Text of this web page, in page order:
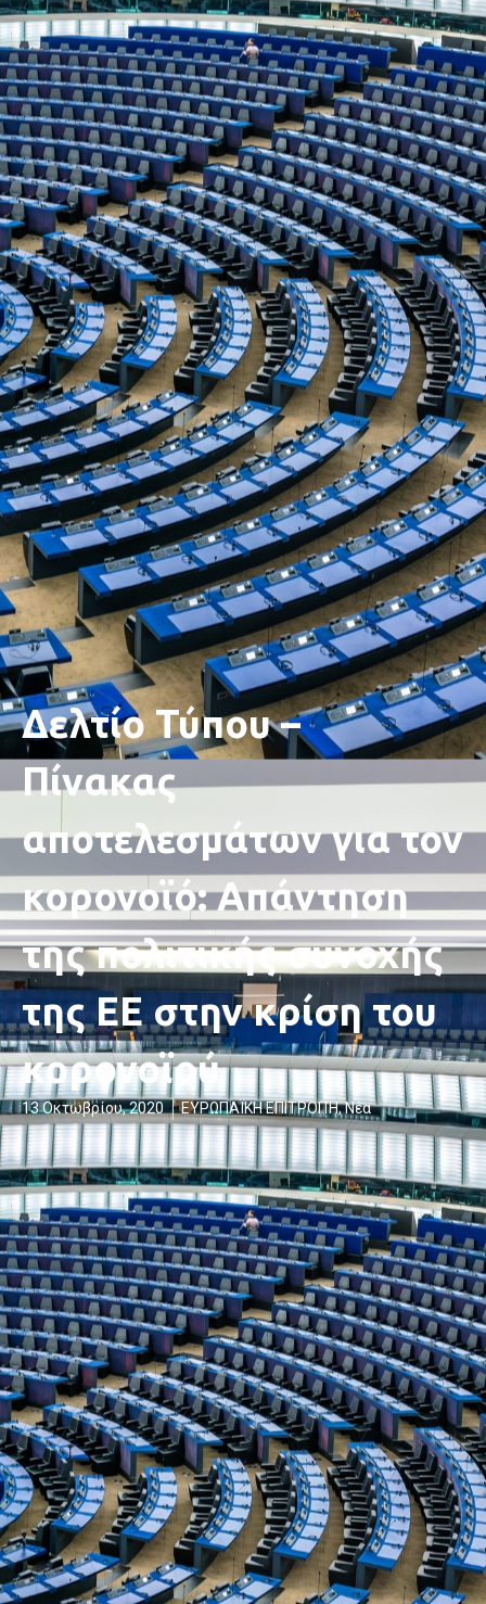
Δελτίο Τύπου –
Πίνακας
αποτελεσμάτων για τον
κορονοϊό: Απάντηση
της πολιτικής συνοχής
της ΕΕ στην κρίση του
κορονοϊού
13 Οκτωβρίου, 2020 ΕΥΡΩΠΑΪΚΗ ΕΠΙΤΡΟΠΉ,Νέα